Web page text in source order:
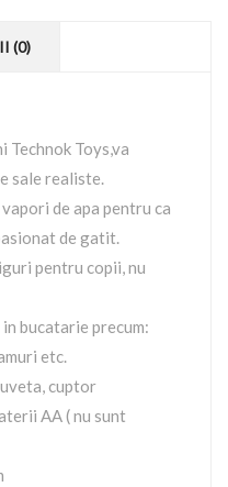
(0)
Technok Toys,va
sale realiste.
de apa pentru ca
de gatit.
pentru copii, nu
bucatarie precum:
etc.
cuptor
AA ( nu sunt